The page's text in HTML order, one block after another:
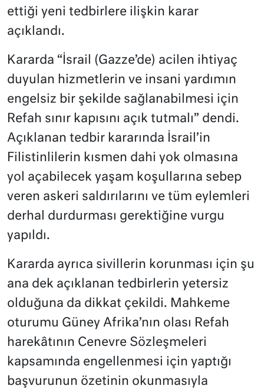
ettiği yeni tedbirlere ilişkin karar
açıklandı.
Kararda “İsrail (Gazze’de) acilen ihtiyaç
duyulan hizmetlerin ve insani yardımın
engelsiz bir şekilde sağlanabilmesi için
Refah sınır kapısını açık tutmalı” dendi.
Açıklanan tedbir kararında İsrail’in
Filistinlilerin kısmen dahi yok olmasına
yol açabilecek yaşam koşullarına sebep
veren askeri saldırılarını ve tüm eylemleri
derhal durdurması gerektiğine vurgu
yapıldı.
Kararda ayrıca sivillerin korunması için şu
ana dek açıklanan tedbirlerin yetersiz
olduğuna da dikkat çekildi. Mahkeme
oturumu Güney Afrika’nın olası Refah
harekâtının Cenevre Sözleşmeleri
kapsamında engellenmesi için yaptığı
başvurunun özetinin okunmasıyla